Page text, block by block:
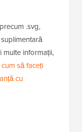
.svg,
multe informații,
cum să faceți
cu